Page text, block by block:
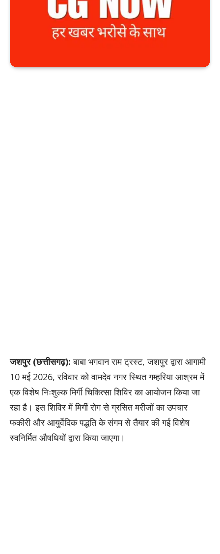
जशपुर (छत्तीसगढ़): बाबा भगवान राम ट्रस्ट, जशपुर द्वारा आगामी
10 मई 2026, रविवार को वामदेव नगर स्थित गम्हरिया आश्रम में
एक विशेष निःशुल्क मिर्गी चिकित्सा शिविर का आयोजन किया जा
रहा है। इस शिविर में मिर्गी रोग से ग्रसित मरीजों का उपचार
फकीरी और आयुर्वेदिक पद्धति के संगम से तैयार की गई विशेष
स्वनिर्मित औषधियों द्वारा किया जाएगा।